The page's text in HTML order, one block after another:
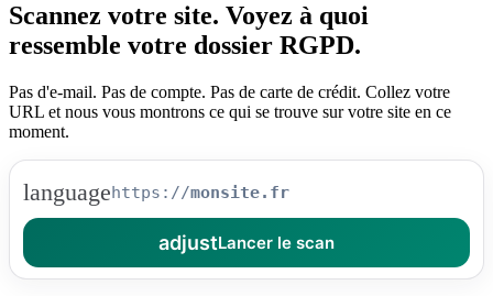
Scannez votre site. Voyez à quoi
ressemble votre dossier RGPD.
Pas d'e-mail. Pas de compte. Pas de carte de crédit. Collez votre
URL et nous vous montrons ce qui se trouve sur votre site en ce
moment.
languagehttps://
adjustLancer le scan